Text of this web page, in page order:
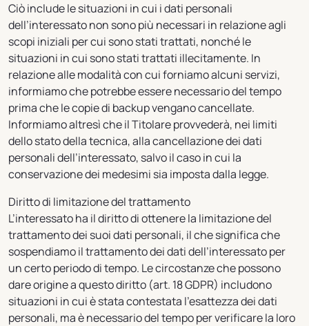
Ciò include le situazioni in cui i dati personali
dell’interessato non sono più necessari in relazione agli
scopi iniziali per cui sono stati trattati, nonché le
situazioni in cui sono stati trattati illecitamente. In
relazione alle modalità con cui forniamo alcuni servizi,
informiamo che potrebbe essere necessario del tempo
prima che le copie di backup vengano cancellate.
Informiamo altresì che il Titolare provvederà, nei limiti
dello stato della tecnica, alla cancellazione dei dati
personali dell’interessato, salvo il caso in cui la
conservazione dei medesimi sia imposta dalla legge.
Diritto di limitazione del trattamento
L’interessato ha il diritto di ottenere la limitazione del
trattamento dei suoi dati personali, il che significa che
sospendiamo il trattamento dei dati dell’interessato per
un certo periodo di tempo. Le circostanze che possono
dare origine a questo diritto (art. 18 GDPR) includono
situazioni in cui è stata contestata l'esattezza dei dati
personali, ma è necessario del tempo per verificare la loro